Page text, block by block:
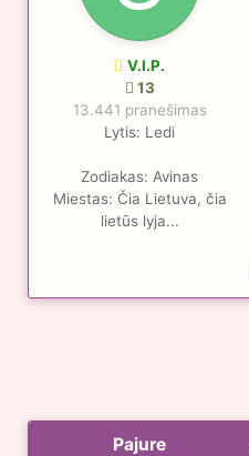
V.I.P.
13
13.441 pranešimas
Lytis: Ledi
Zodiakas: Avinas
Miestas: Čia Lietuva, čia
lietūs lyja...
Pajure